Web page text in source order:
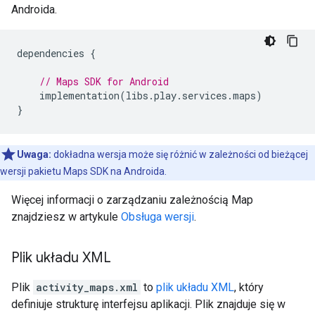
Androida.
dependencies {
// Maps SDK for Android
implementation(libs .play. services .maps)
}
Uwaga: dokładna wersja może się różnić w zależności od bieżącej
wersji pakietu Maps SDK na Androida.
Więcej informacji o zarządzaniu zależnością Map
znajdziesz w artykule Obsługa wersji.
Plik układu XML
Plik activity_maps.xml to plik układu XML, który
definiuje strukturę interfejsu aplikacji. Plik znajduje się w